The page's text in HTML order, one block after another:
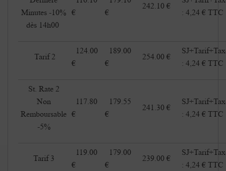
Minutes -10%
dès 14h00
€
€
242.10 €
: 4,24 € TTC
Tarif 2
124.00
€
189.00
€
254.00 €
: 4,24 € TTC
St. Rate 2
Non
Remboursable
-5%
117.80
€
179.55
€
241.30 €
: 4,24 € TTC
Tarif 3
119.00
€
179.00
€
239.00 €
: 4,24 € TTC